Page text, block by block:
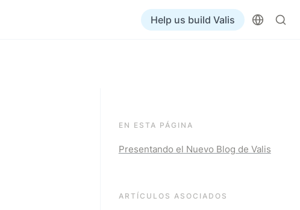
Help us build Valis
EN ESTA PÁGINA
Presentando el Nuevo Blog de Valis
ARTÍCULOS ASOCIADOS